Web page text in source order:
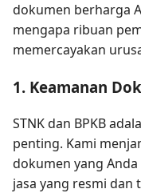
dokumen berharga
mengapa ribuan
memercayakan
1. Keamanan
STNK dan BPKB
penting. Kami
dokumen yang
jasa yang resmi dan